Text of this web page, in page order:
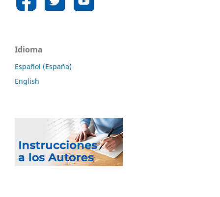
Idioma
Español (España)
English